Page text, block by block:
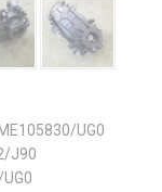
UG0
J90